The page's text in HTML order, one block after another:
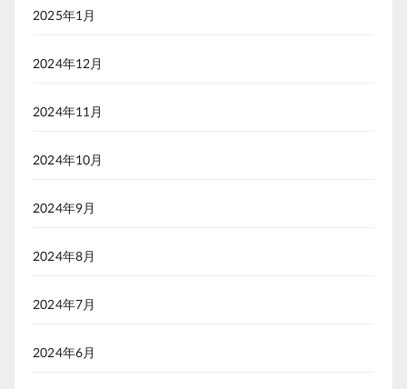
2025年1月
2024年12月
2024年11月
2024年10月
2024年9月
2024年8月
2024年7月
2024年6月